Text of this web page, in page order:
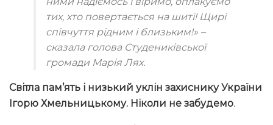
тих, хто повертається на шиті! Щирі
співчуття рідним і близьким!» –
сказала голова Студениківської
громади Марія Лях.
Світла пам’ять і низький уклін захиснику України
Ігорю Хмельницькому. Ніколи не забудемо.